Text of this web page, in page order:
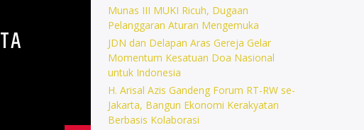
Munas III MUKI Ricuh, Dugaan
Pelanggaran Aturan Mengemuka
JDN dan Delapan Aras Gereja Gelar
Momentum Kesatuan Doa Nasional
untuk Indonesia
H. Arisal Azis Gandeng Forum RT-RW se-
Jakarta, Bangun Ekonomi Kerakyatan
Berbasis Kolaborasi